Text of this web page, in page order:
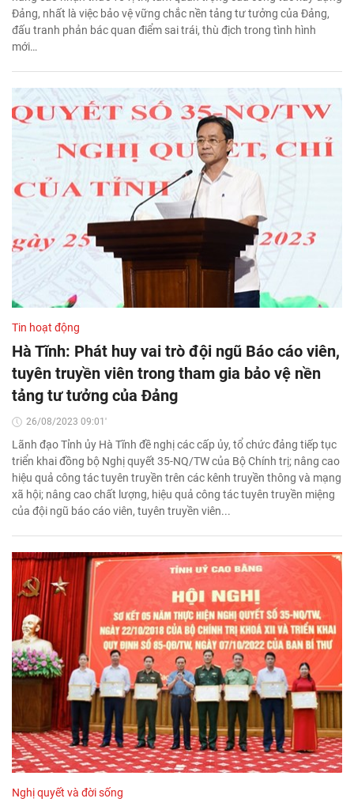
Đảng, nhất là việc bảo vệ vững chắc nền tảng tư tưởng của Đảng,
đấu tranh phản bác quan điểm sai trái, thù địch trong tình hình
mới…
Tin hoạt động
Hà Tĩnh: Phát huy vai trò đội ngũ Báo cáo viên,
tuyên truyền viên trong tham gia bảo vệ nền
tảng tư tưởng của Đảng
26/08/2023 09:01'
Lãnh đạo Tỉnh ủy Hà Tĩnh đề nghị các cấp ủy, tổ chức đảng tiếp tục
triển khai đồng bộ Nghị quyết 35-NQ/TW của Bộ Chính trị; nâng cao
hiệu quả công tác tuyên truyền trên các kênh truyền thông và mạng
xã hội; nâng cao chất lượng, hiệu quả công tác tuyên truyền miệng
của đội ngũ báo cáo viên, tuyên truyền viên...
Nghị quyết và đời sống